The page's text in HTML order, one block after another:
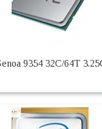
9354 32C/64T